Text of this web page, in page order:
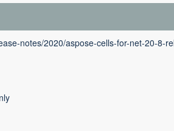
notes/2020/aspose-cells-for-net-20-8-